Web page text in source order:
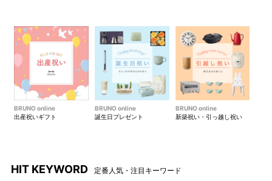
BRUNO online
出産祝いギフト
BRUNO online
誕生日プレゼント
BRUNO online
新築祝い・引っ越し祝い
HIT KEYWORD 定番人気・注目キーワード